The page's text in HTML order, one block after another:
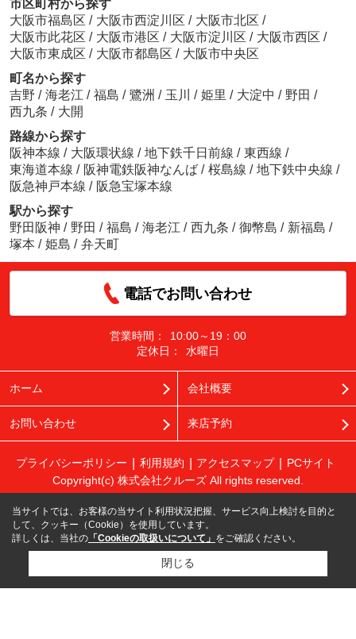
市区町村から探す
大阪市福島区 / 大阪市西淀川区 / 大阪市北区 /
大阪市此花区 / 大阪市港区 / 大阪市淀川区 / 大阪市西区 /
大阪市東成区 / 大阪市都島区 / 大阪市中央区
町名から探す
吉野 / 海老江 / 福島 / 鷺洲 / 玉川 / 姫里 / 大淀中 / 野田 /
西九条 / 大開
路線から探す
阪神本線 / 大阪環状線 / 地下鉄千日前線 / 東西線 /
東海道本線 / 阪神電鉄阪神なんば / 桜島線 / 地下鉄中央線 /
阪急神戸本線 / 阪急宝塚本線
駅から探す
野田阪神 / 野田 / 福島 / 海老江 / 西九条 / 御幣島 / 新福島 /
塚本 / 姫島 / 弁天町
電話でお問い合わせ
営業時間：
10:00～19：00
定休日：
水曜日
ホーム 会社概要
お問い合わせ 来店予約
プライバシーポリシー 利用規約 アクセスマップ
PCサイト
Copyright(c) 株式会社クルーズ All rights reserved.
当サイトでは、お客様の当サイト利用状況把握、サービス向上検討を目的と
して、クッキー（Cookie）を使用しています。
詳しくは、当社の 「Cookieの取扱いについて」 をご確認ください。
閉じる